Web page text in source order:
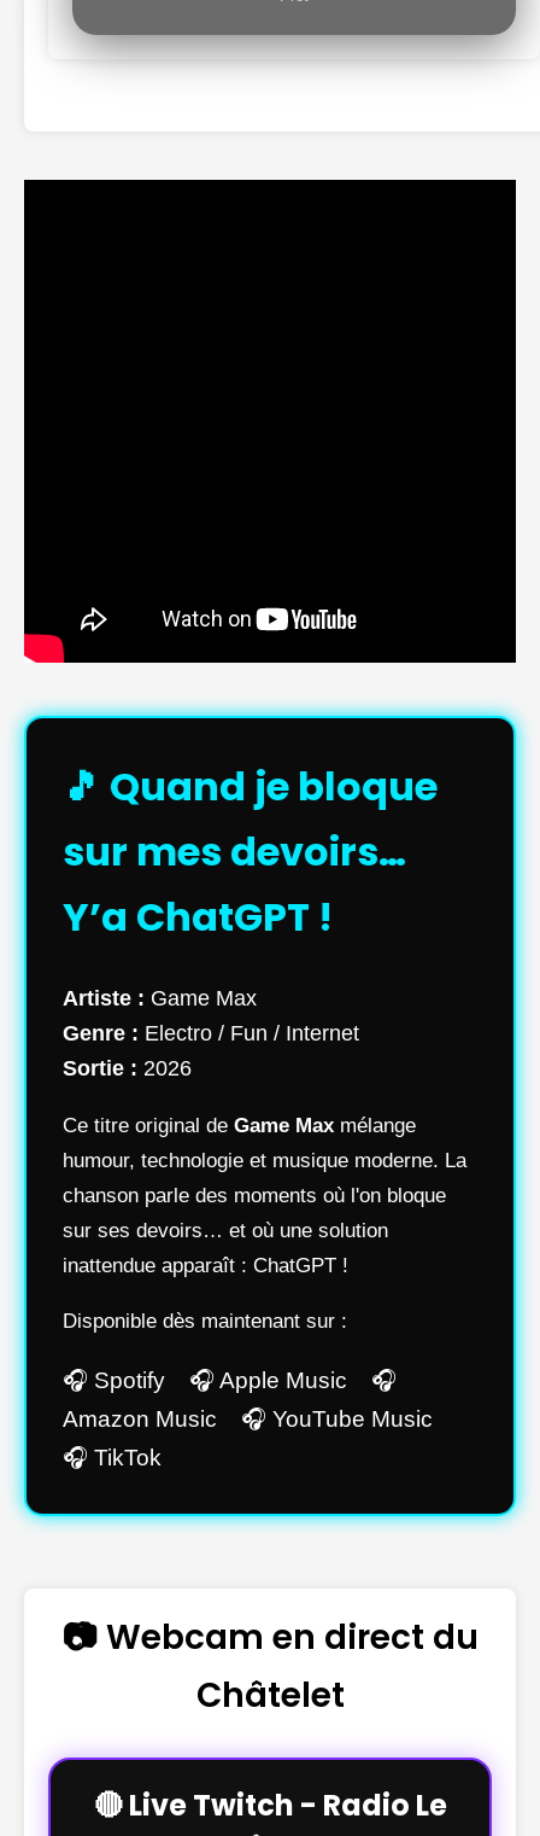
🎵 Quand je bloque
sur mes devoirs…
Y’a ChatGPT !
Artiste : Game Max
Genre : Electro / Fun / Internet
Sortie : 2026
Ce titre original de Game Max mélange
humour, technologie et musique moderne. La
chanson parle des moments où l'on bloque
sur ses devoirs… et où une solution
inattendue apparaît : ChatGPT !
Disponible dès maintenant sur :
🎧 Spotify 🎧 Apple Music 🎧
Amazon Music 🎧 YouTube Music
🎧 TikTok
📷 Webcam en direct du
Châtelet
🔴 Live Twitch - Radio Le